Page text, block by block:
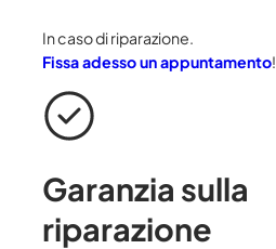
In caso di riparazione.
Fissa adesso un appuntamento!
Garanzia sulla
riparazione